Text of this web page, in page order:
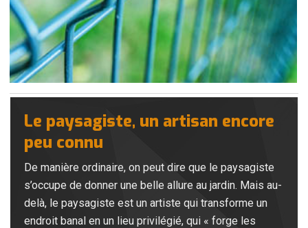
Le paysagiste, un artisan encore
peu connu
De manière ordinaire, on peut dire que le paysagiste
s’occupe de donner une belle allure au jardin. Mais au-
delà, le paysagiste est un artiste qui transforme un
endroit banal en un lieu privilégié, qui « forge les